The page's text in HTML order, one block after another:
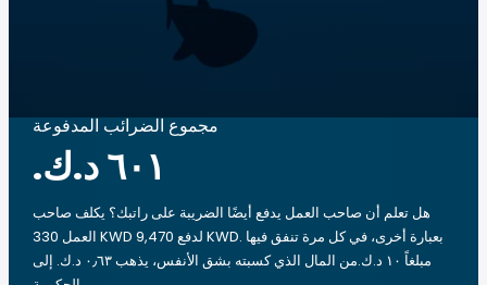
مجموع الضرائب المدفوعة
هل تعلم أن صاحب العمل يدفع أيضًا الضريبة على راتبك؟ يكلف صاحب
العمل 330 KWD لدفع 9,470 KWD. بعبارة أخرى، في كل مرة تنفق فيها
مبلغاً ‏١٠ د.ك.‏من المال الذي كسبته بشق الأنفس، يذهب ‏٠٫٦٣ د.ك.‏ إلى